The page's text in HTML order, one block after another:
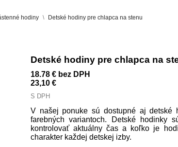
hodiny Detské hodiny pre chlapca na stenu
Detské hodiny pre chlapca na
18.78 € bez DPH
23,10 €
S DPH
V našej ponuke sú dostupné aj detské
farebných variantoch. Detské hodinky
kontrolovať aktuálny čas a koľko je
charakter každej detskej izby.